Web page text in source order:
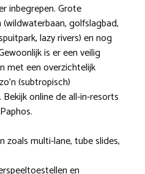
inbegrepen. Grote
golfslagbad,
lazy rivers) en nog
is er een veilig
met een overzichtelijk
(subtropisch)
online de all-in-resorts
zoals multi-lane, tube slides,